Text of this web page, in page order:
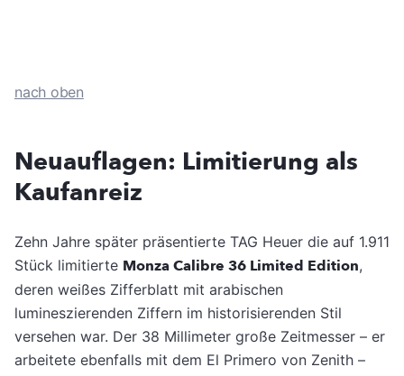
nach oben
Neuauflagen: Limitierung als
Kaufanreiz
Zehn Jahre später präsentierte TAG Heuer die auf 1.911
Stück limitierte Monza Calibre 36 Limited Edition,
deren weißes Zifferblatt mit arabischen
lumineszierenden Ziffern im historisierenden Stil
versehen war. Der 38 Millimeter große Zeitmesser – er
arbeitete ebenfalls mit dem El Primero von Zenith –